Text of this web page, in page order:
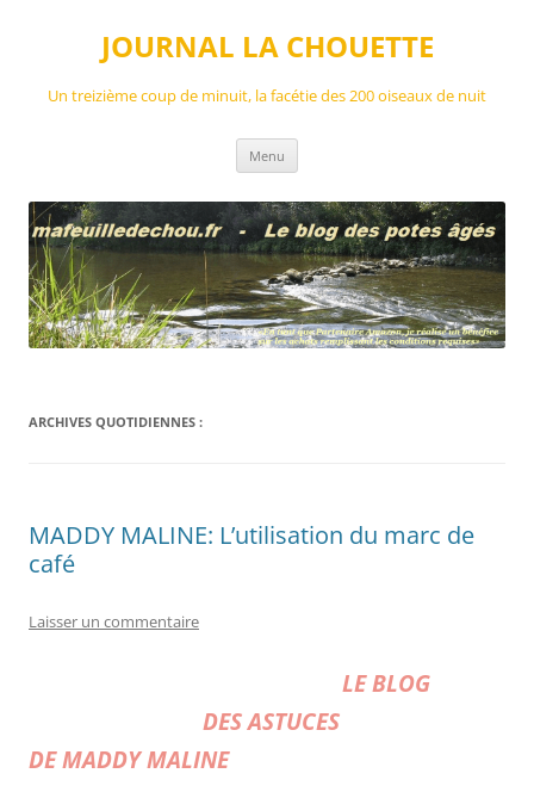
JOURNAL LA CHOUETTE
Un treizième coup de minuit, la facétie des 200 oiseaux de nuit
Menu
ARCHIVES QUOTIDIENNES :
MADDY MALINE: L’utilisation du marc de
café
Laisser un commentaire
LE BLOG
DES ASTUCES
DE MADDY MALINE